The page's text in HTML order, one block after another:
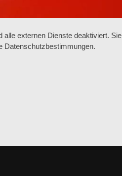
externen Dienste deaktiviert. Sie
Datenschutzbestimmungen.